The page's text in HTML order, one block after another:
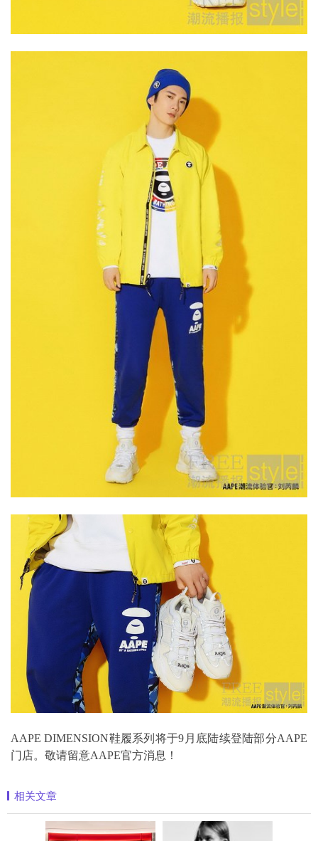
AAPE DIMENSION鞋履系列将于9月底陆续登陆部分AAPE
门店。敬请留意AAPE官方消息！
相关文章